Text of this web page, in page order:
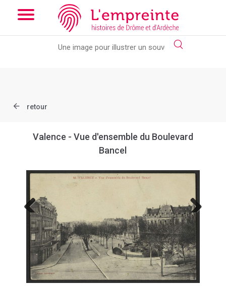
Array ( [slug] => document [ref] => B263626101_CP1612 )
Add the new slick-theme.css if you want the default styling
retour
Valence - Vue d'ensemble du Boulevard
Bancel
Previous Next